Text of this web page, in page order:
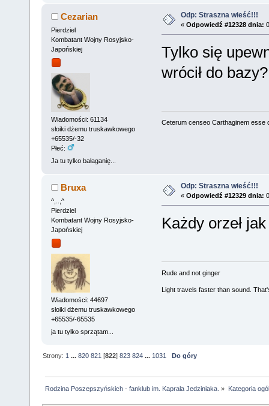
Cezarian
Pierdziel
Kombatant Wojny Rosyjsko-
Japońskiej
Wiadomości: 61134
słoiki dżemu truskawkowego
+65535/-32
Płeć:
Ja tu tylko bałaganię...
Odp: Straszna wieść!!!
« Odpowiedź #12328 dnia:
Tylko się
wrócił do bazy?
Ceterum censeo Carthaginem esse
Bruxa
^,..,^
Pierdziel
Kombatant Wojny Rosyjsko-
Japońskiej
Wiadomości: 44697
słoiki dżemu truskawkowego
+65535/-65535
ja tu tylko sprzątam...
Odp: Straszna wieść!!!
« Odpowiedź #12329 dnia:
Każdy orzeł
Rude and not ginger
Light travels faster than sound.
Strony: 1 ...820 821 [822]823 824 ... 1031 Do góry
Rodzina Poszepszyńskich - fanklub im. Kaprala Jedziniaka. » Kategoria